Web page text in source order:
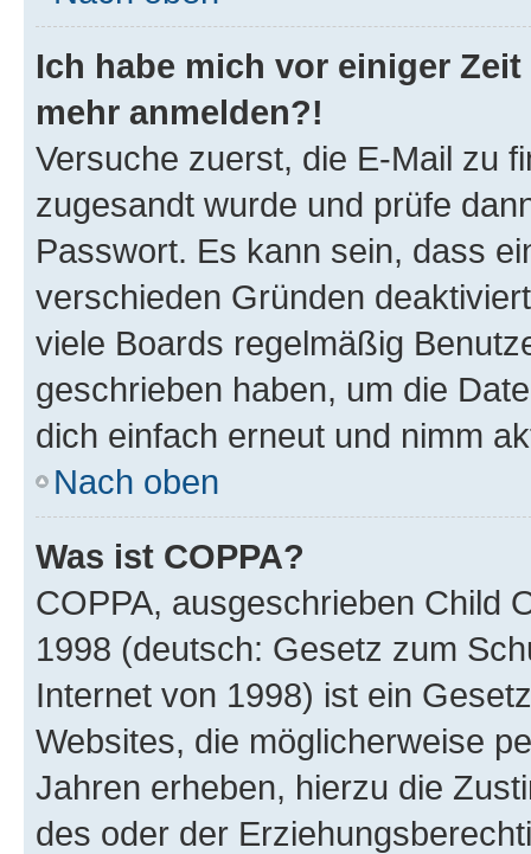
Ich habe mich vor einiger
mehr anmelden?!
Versuche zuerst, die E-Mail zu
zugesandt wurde und prüfe
Passwort. Es kann sein, dass
verschieden Gründen
viele Boards regelmäßig
geschrieben haben, um die
dich einfach erneut und nimm
Nach oben
Was ist COPPA?
COPPA, ausgeschrieben Child
1998 (deutsch: Gesetz zum
Internet von 1998) ist ein
Websites, die möglicherweise
Jahren erheben, hierzu die
des oder der